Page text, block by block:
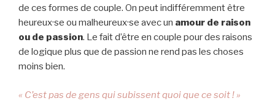
de ces formes de couple. On peut indifféremment être
heureux·se ou malheureux·se avec un amour de raison
ou de passion. Le fait d’être en couple pour des raisons
de logique plus que de passion ne rend pas les choses
moins bien.
« C’est pas de gens qui subissent quoi que ce soit ! »